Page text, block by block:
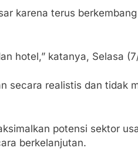
karena terus
hotel,” katanya, Selasa
secara realistis dan tidak
potensi sektor
berkelanjutan.